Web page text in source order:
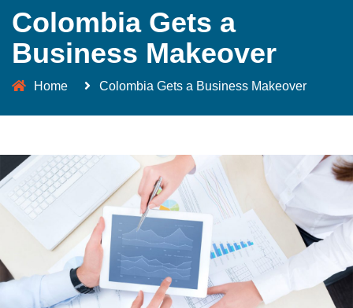
Colombia Gets a
Business Makeover
Home Colombia Gets a Business Makeover